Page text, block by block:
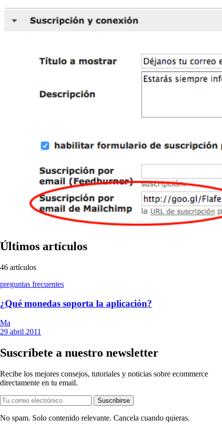
Últimos artículos
46 artículos
preguntas frecuentes
¿Qué monedas soporta la aplicación?
Ma
29 abril 2011
Suscríbete a nuestro newsletter
Recibe los mejores consejos, tutoriales y noticias sobre ecommerce
directamente en tu email.
Suscribirse
No spam. Solo contenido relevante. Cancela cuando quieras.